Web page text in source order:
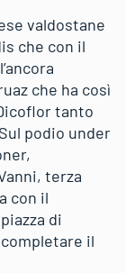
valdostane
che con il
che ha così
tanto
podio under
terza
con il
di
il